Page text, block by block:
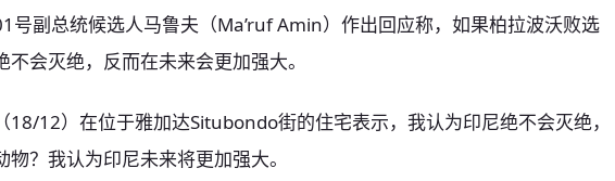
号副总统候选人马鲁夫（Ma’ruf Amin）作出回应称，如果柏拉波沃败选
不会灭绝，反而在未来会更加强大。
18/12）在位于雅加达Situbondo街的住宅表示，我认为印尼绝不会灭绝，
物？我认为印尼未来将更加强大。